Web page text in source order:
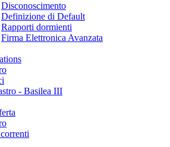
Disconoscimento
Definizione di Default
Rapporti dormienti
Firma Elettronica Avanzata
- Basilea III